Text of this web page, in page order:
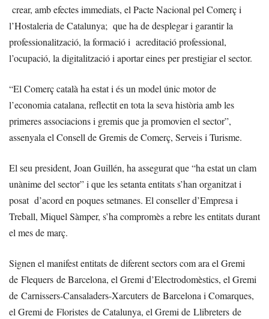
crear, amb efectes immediats, el Pacte Nacional pel Comerç i
l’Hostaleria de Catalunya; que ha de desplegar i garantir la
professionalització, la formació i acreditació professional,
l’ocupació, la digitalització i aportar eines per prestigiar el sector.
“El Comerç català ha estat i és un model únic motor de
l’economia catalana, reflectit en tota la seva història amb les
primeres associacions i gremis que ja promovien el sector”,
assenyala el Consell de Gremis de Comerç, Serveis i Turisme.
El seu president, Joan Guillén, ha assegurat que “ha estat un clam
unànime del sector” i que les setanta entitats s’han organitzat i
posat d’acord en poques setmanes. El conseller d’Empresa i
Treball, Miquel Sàmper, s’ha compromès a rebre les entitats durant
el mes de març.
Signen el manifest entitats de diferent sectors com ara el Gremi
de Flequers de Barcelona, el Gremi d’Electrodomèstics, el Gremi
de Carnissers-Cansaladers-Xarcuters de Barcelona i Comarques,
el Gremi de Floristes de Catalunya, el Gremi de Llibreters de